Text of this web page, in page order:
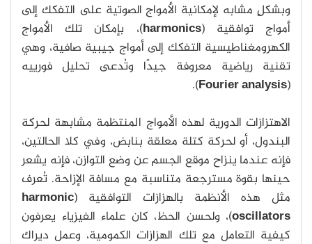
وبشكلٍ مشابه لإمكانية الأمواج الصوتية على التفكك إلى
أمواج توافقية (harmonics)، بإمكان تلك الأمواج
الكهرومغناطيسية التفكك إلى أمواج جيبية صافية، وهي
تقنية رياضية معروفة جيدًا وتُدعى تحليل فورييه
(
Fourier analysis
).
الاهتزازات الدورية لهذه الأمواج المنتظمة مشابهة لحركة
البندول، أو لحركة كتلة معلقة بنابض، وفي كلا الحالتين،
فإنه عندما ينزاح موقع الجسم عن وضع التوازن، فإنه يشعر
حينها بقوة مسترجعة متناسبة مع مسافة الإزاحة. تُعرف
مثل هذه الأنظمة بالهزازات التوافقية (harmonic
oscillators)، ولحسن الحظ، كان علماء الفيزياء يعرفون
كيفية التعامل مع تلك الهزازات الكمومية، وعمل ديراك